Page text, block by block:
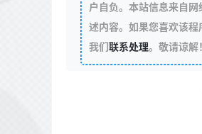
户自负。本站信息来自
述内容。如果您喜欢该
我们联系处理。敬请谅